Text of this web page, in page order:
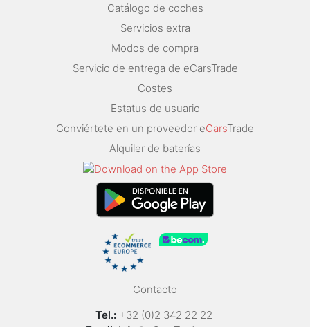
Catálogo de coches
Servicios extra
Modos de compra
Servicio de entrega de eCarsTrade
Costes
Estatus de usuario
Conviértete en un proveedor eCarsTrade
Alquiler de baterías
Contacto
Tel.: +32 (0)2 342 22 22